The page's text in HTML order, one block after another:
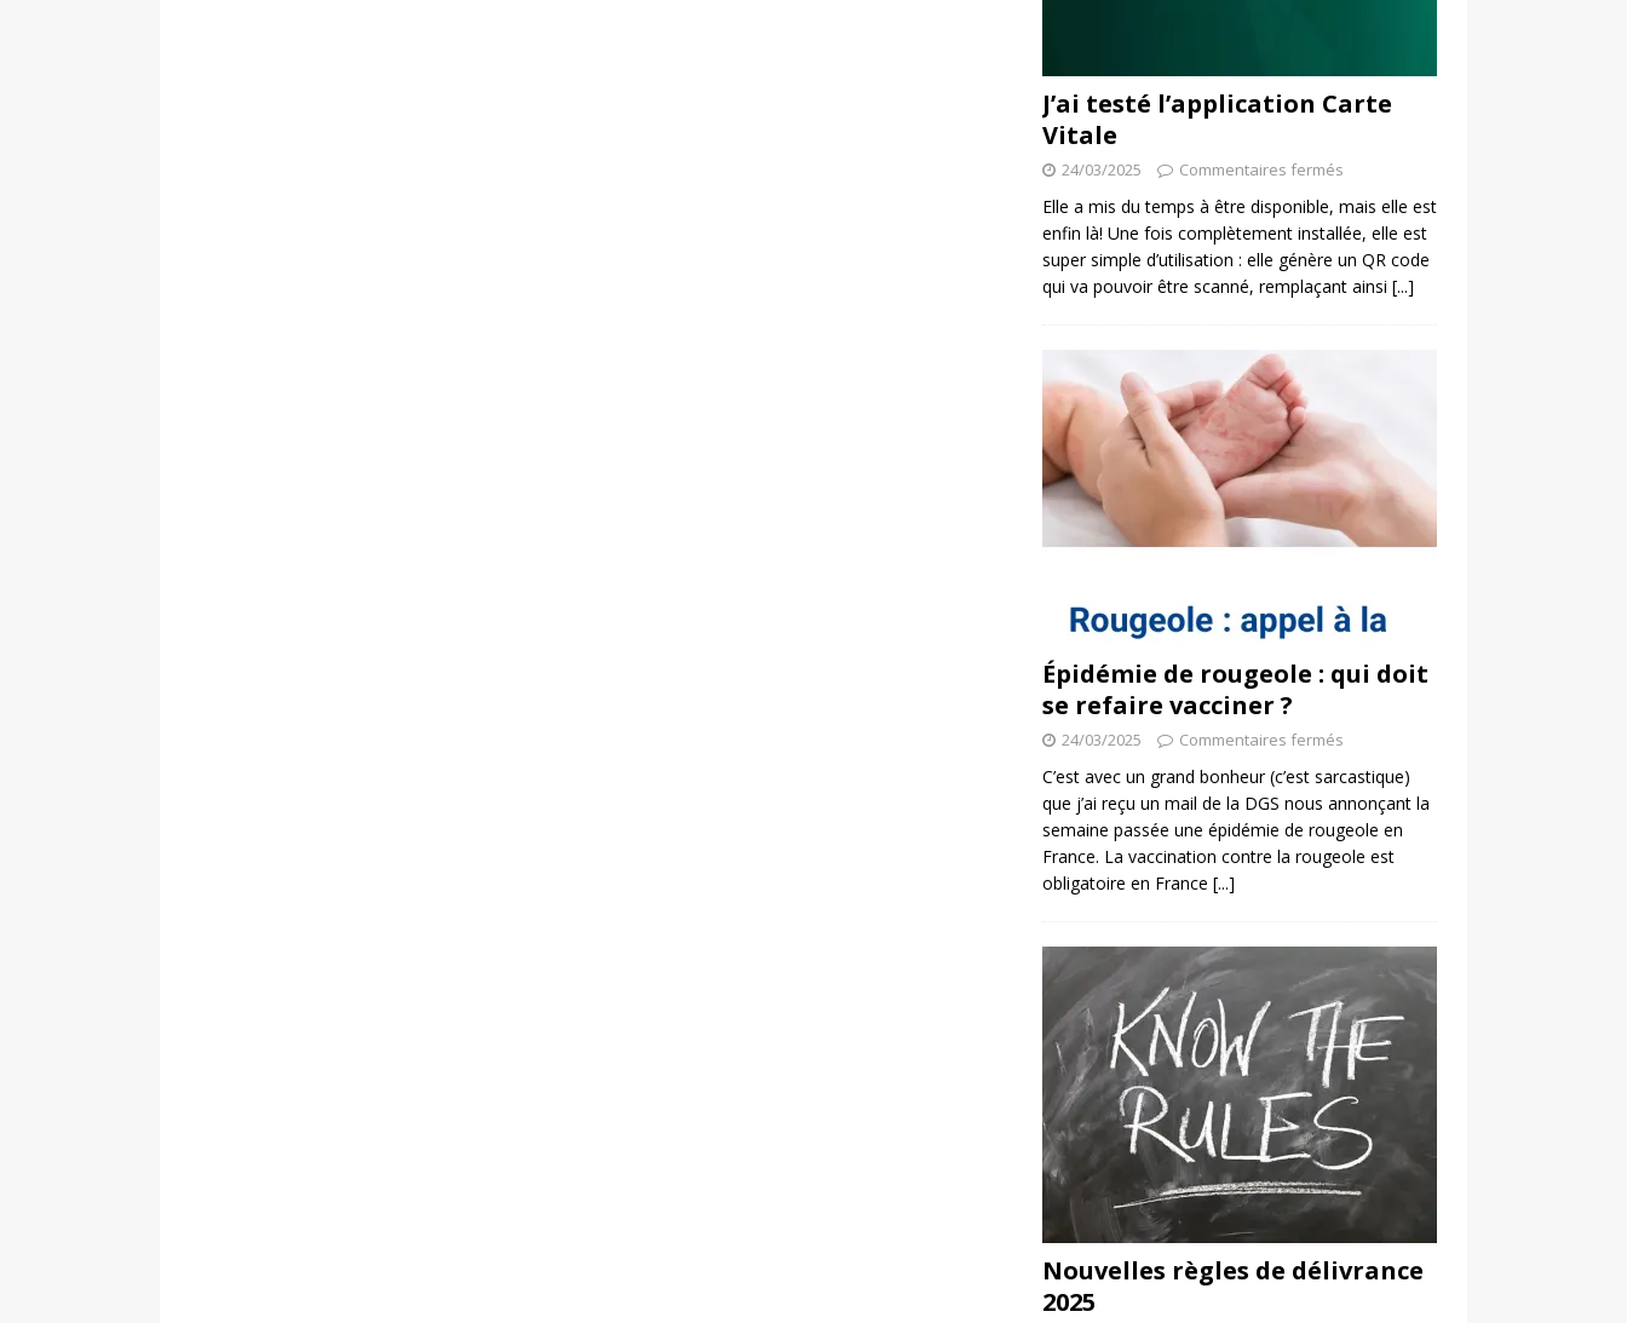
J’ai testé l’application Carte
Vitale
24/03/2025 Commentaires fermés
Elle a mis du temps à être disponible, mais elle est
enfin là! Une fois complètement installée, elle est
super simple d’utilisation : elle génère un QR code
qui va pouvoir être scanné, remplaçant ainsi [...]
Épidémie de rougeole : qui doit
se refaire vacciner ?
24/03/2025 Commentaires fermés
C’est avec un grand bonheur (c’est sarcastique)
que j’ai reçu un mail de la DGS nous annonçant la
semaine passée une épidémie de rougeole en
France. La vaccination contre la rougeole est
obligatoire en France [...]
Nouvelles règles de délivrance
2025